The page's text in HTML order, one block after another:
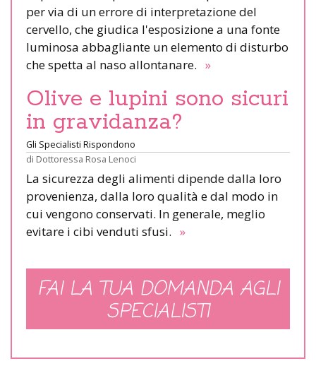
per via di un errore di interpretazione del
cervello, che giudica l'esposizione a una fonte
luminosa abbagliante un elemento di disturbo
che spetta al naso allontanare. »
Olive e lupini sono sicuri
in gravidanza?
Gli Specialisti Rispondono
di Dottoressa Rosa Lenoci
La sicurezza degli alimenti dipende dalla loro
provenienza, dalla loro qualità e dal modo in
cui vengono conservati. In generale, meglio
evitare i cibi venduti sfusi. »
FAI LA TUA DOMANDA AGLI
SPECIALISTI